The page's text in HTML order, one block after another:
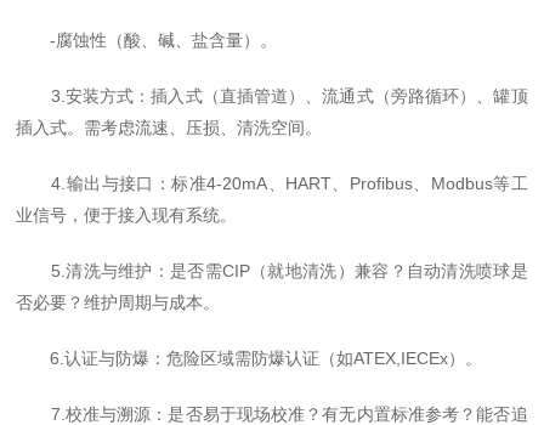
-腐蚀性（酸、碱、盐含量）。
3.安装方式：插入式（直插管道）、流通式（旁路循环）、罐顶
插入式。需考虑流速、压损、清洗空间。
4.输出与接口：标准4-20mA、HART、Profibus、Modbus等工
业信号，便于接入现有系统。
5.清洗与维护：是否需CIP（就地清洗）兼容？自动清洗喷球是
否必要？维护周期与成本。
6.认证与防爆：危险区域需防爆认证（如ATEX,IECEx）。
7.校准与溯源：是否易于现场校准？有无内置标准参考？能否追